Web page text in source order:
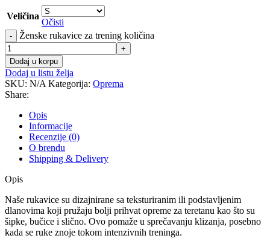
Veličina
Očisti
- Ženske rukavice za trening količina
+
Dodaj u korpu
Dodaj u listu želja
SKU: N/A Kategorija: Oprema
Share:
Opis
Informacije
Recenzije (0)
O brendu
Shipping & Delivery
Opis
Naše rukavice su dizajnirane sa teksturiranim ili podstavljenim
dlanovima koji pružaju bolji prihvat opreme za teretanu kao što su
šipke, bučice i slično. Ovo pomaže u sprečavanju klizanja, posebno
kada se ruke znoje tokom intenzivnih treninga.